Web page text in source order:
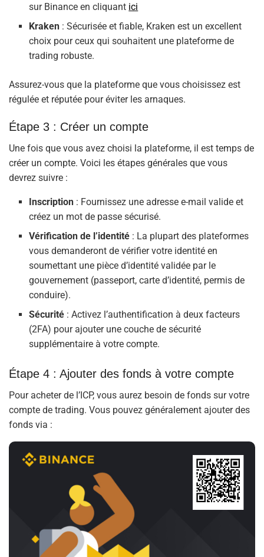
sur Binance en cliquant ici
Kraken : Sécurisée et fiable, Kraken est un excellent
choix pour ceux qui souhaitent une plateforme de
trading robuste.
Assurez-vous que la plateforme que vous choisissez est
régulée et réputée pour éviter les arnaques.
Étape 3 : Créer un compte
Une fois que vous avez choisi la plateforme, il est temps de
créer un compte. Voici les étapes générales que vous
devrez suivre :
Inscription : Fournissez une adresse e-mail valide et
créez un mot de passe sécurisé.
Vérification de l’identité : La plupart des plateformes
vous demanderont de vérifier votre identité en
soumettant une pièce d’identité validée par le
gouvernement (passeport, carte d’identité, permis de
conduire).
Sécurité : Activez l’authentification à deux facteurs
(2FA) pour ajouter une couche de sécurité
supplémentaire à votre compte.
Étape 4 : Ajouter des fonds à votre compte
Pour acheter de l’ICP, vous aurez besoin de fonds sur votre
compte de trading. Vous pouvez généralement ajouter des
fonds via :